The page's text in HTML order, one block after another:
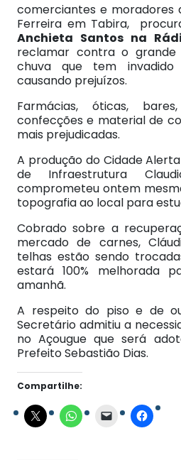
comerciantes e moradores
Ferreira em Tabira,
Anchieta Santos na
reclamar contra o
chuva que tem invadido
causando prejuízos.
Farmácias, óticas,
confecções e material de
mais prejudicadas.
A produção do Cidade
de Infraestrutura
comprometeu ontem
topografia ao local para
Cobrado sobre a
mercado de carnes,
telhas estão sendo
estará 100% melhorada
amanhã.
A respeito do piso e de
Secretário admitiu a
no Açougue que será
Prefeito Sebastião Dias.
Compartilhe: